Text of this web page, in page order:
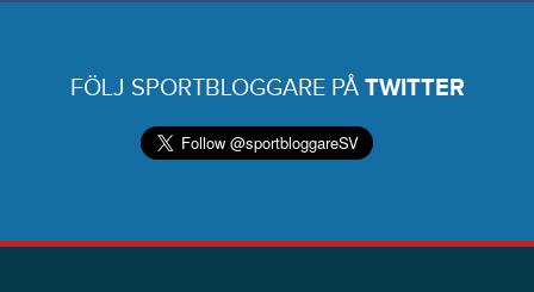
FÖLJ SPORTBLOGGARE PÅ TWITTER